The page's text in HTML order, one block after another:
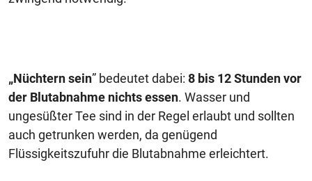
„Nüchtern sein” bedeutet dabei: 8 bis 12 Stunden vor
der Blutabnahme nichts essen. Wasser und
ungesüßter Tee sind in der Regel erlaubt und sollten
auch getrunken werden, da genügend
Flüssigkeitszufuhr die Blutabnahme erleichtert.